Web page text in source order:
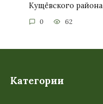
Кущёвского района
0 62
Категории